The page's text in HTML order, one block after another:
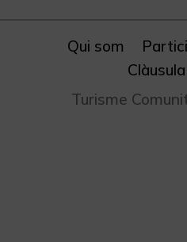
Qui som
Turisme